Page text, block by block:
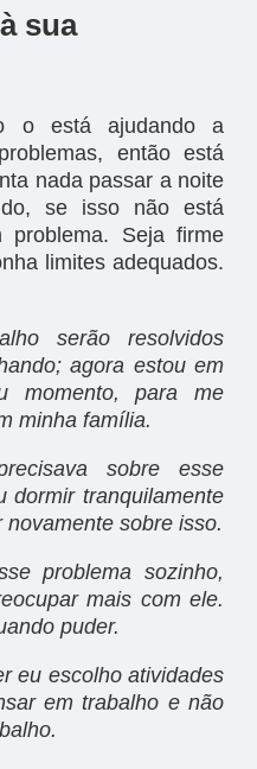
sua
o está ajudando a
então está
nada passar a noite
se isso não está
problema. Seja firme
limites adequados.
serão resolvidos
agora estou em
para me
minha família.
sobre esse
dormir tranquilamente
sobre isso.
problema sozinho,
mais com ele.
puder.
eu escolho atividades
em trabalho e não